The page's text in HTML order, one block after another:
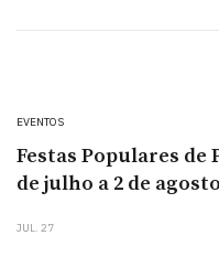
EVENTOS
Festas Populares de
de julho a 2 de agosto
JUL. 27